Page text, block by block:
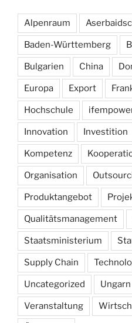
Alpenraum
Baden-Württemberg
Bulgarien China
Europa Export
Hochschule
Innovation Investition
Kompetenz
Organisation
Produktangebot
Qualitätsmanagement
Staatsministerium
Supply Chain
Uncategorized Ungarn
Veranstaltung